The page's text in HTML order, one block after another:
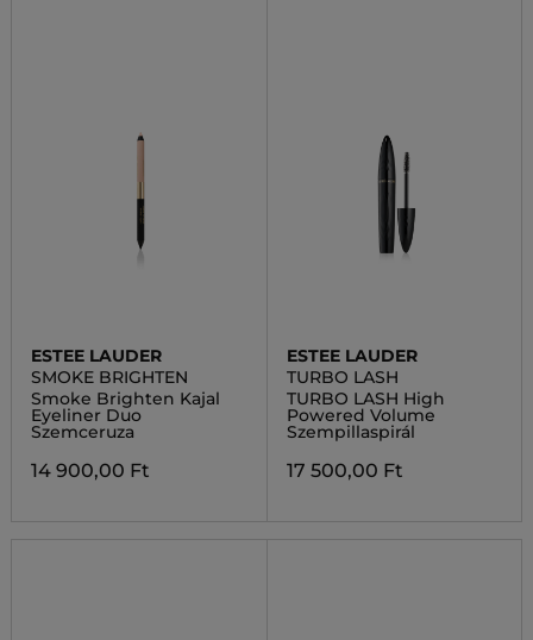
ESTEE LAUDER
SMOKE BRIGHTEN
Smoke Brighten Kajal
Eyeliner Duo
Szemceruza
14 900,00 Ft
ESTEE LAUDER
TURBO LASH
TURBO LASH High
Powered Volume
Szempillaspirál
17 500,00 Ft